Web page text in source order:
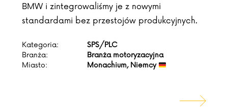
BMW i zintegrowaliśmy je z nowymi
standardami bez przestojów produkcyjnych.
Kategoria:
SPS/PLC
Branża:
Branża motoryzacyjna
Miasto:
Monachium, Niemcy